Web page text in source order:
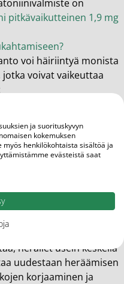
on
pitkävaikutteinen 1,9 mg
voi häiriintyä monista
voivat vaikeuttaa
oireet
heräilet usein keskellä
uudestaan heräämisen
korjaaminen ja
ja suorituskyvyn
kokemuksen
henkilökohtaista sisältöä ja
evästeistä saat